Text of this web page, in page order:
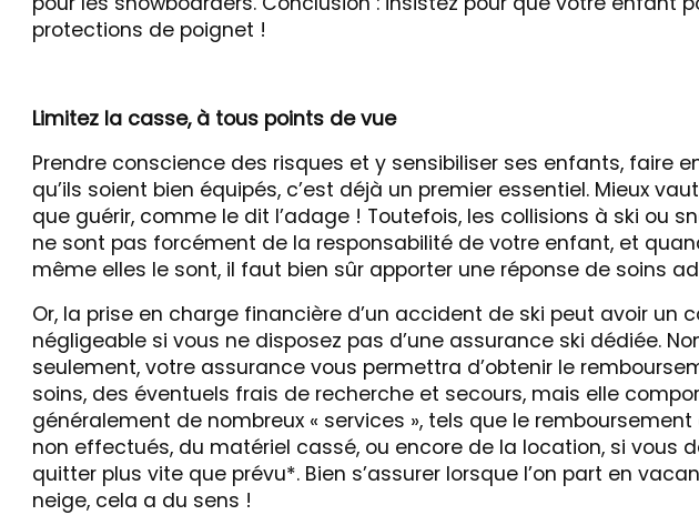
protections de poignet !
Limitez la casse, à tous points de vue
Prendre conscience des risques et y sensibiliser ses enfants, faire
qu’ils soient bien équipés, c’est déjà un premier essentiel. Mieux
que guérir, comme le dit l’adage ! Toutefois, les collisions à ski ou
ne sont pas forcément de la responsabilité de votre enfant, et
même elles le sont, il faut bien sûr apporter une réponse de soins
Or, la prise en charge financière d’un accident de ski peut avoir un
négligeable si vous ne disposez pas d’une assurance ski dédiée.
seulement, votre assurance vous permettra d’obtenir le
soins, des éventuels frais de recherche et secours, mais elle
généralement de nombreux « services », tels que le
non effectués, du matériel cassé, ou encore de la location, si vous
quitter plus vite que prévu*. Bien s’assurer lorsque l’on part en
neige, cela a du sens !